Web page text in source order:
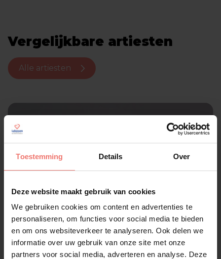
Toestemming Details Over
Deze website maakt gebruik van cookies
We gebruiken cookies om content en advertenties te
personaliseren, om functies voor social media te bieden
en om ons websiteverkeer te analyseren. Ook delen we
informatie over uw gebruik van onze site met onze
partners voor social media, adverteren en analyse. Deze
Vergelijkbare artiesten
Alle artiesten